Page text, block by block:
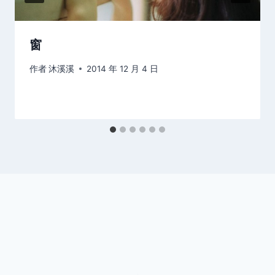
窗
作者沐溪溪 2014 年 12 月 4 日